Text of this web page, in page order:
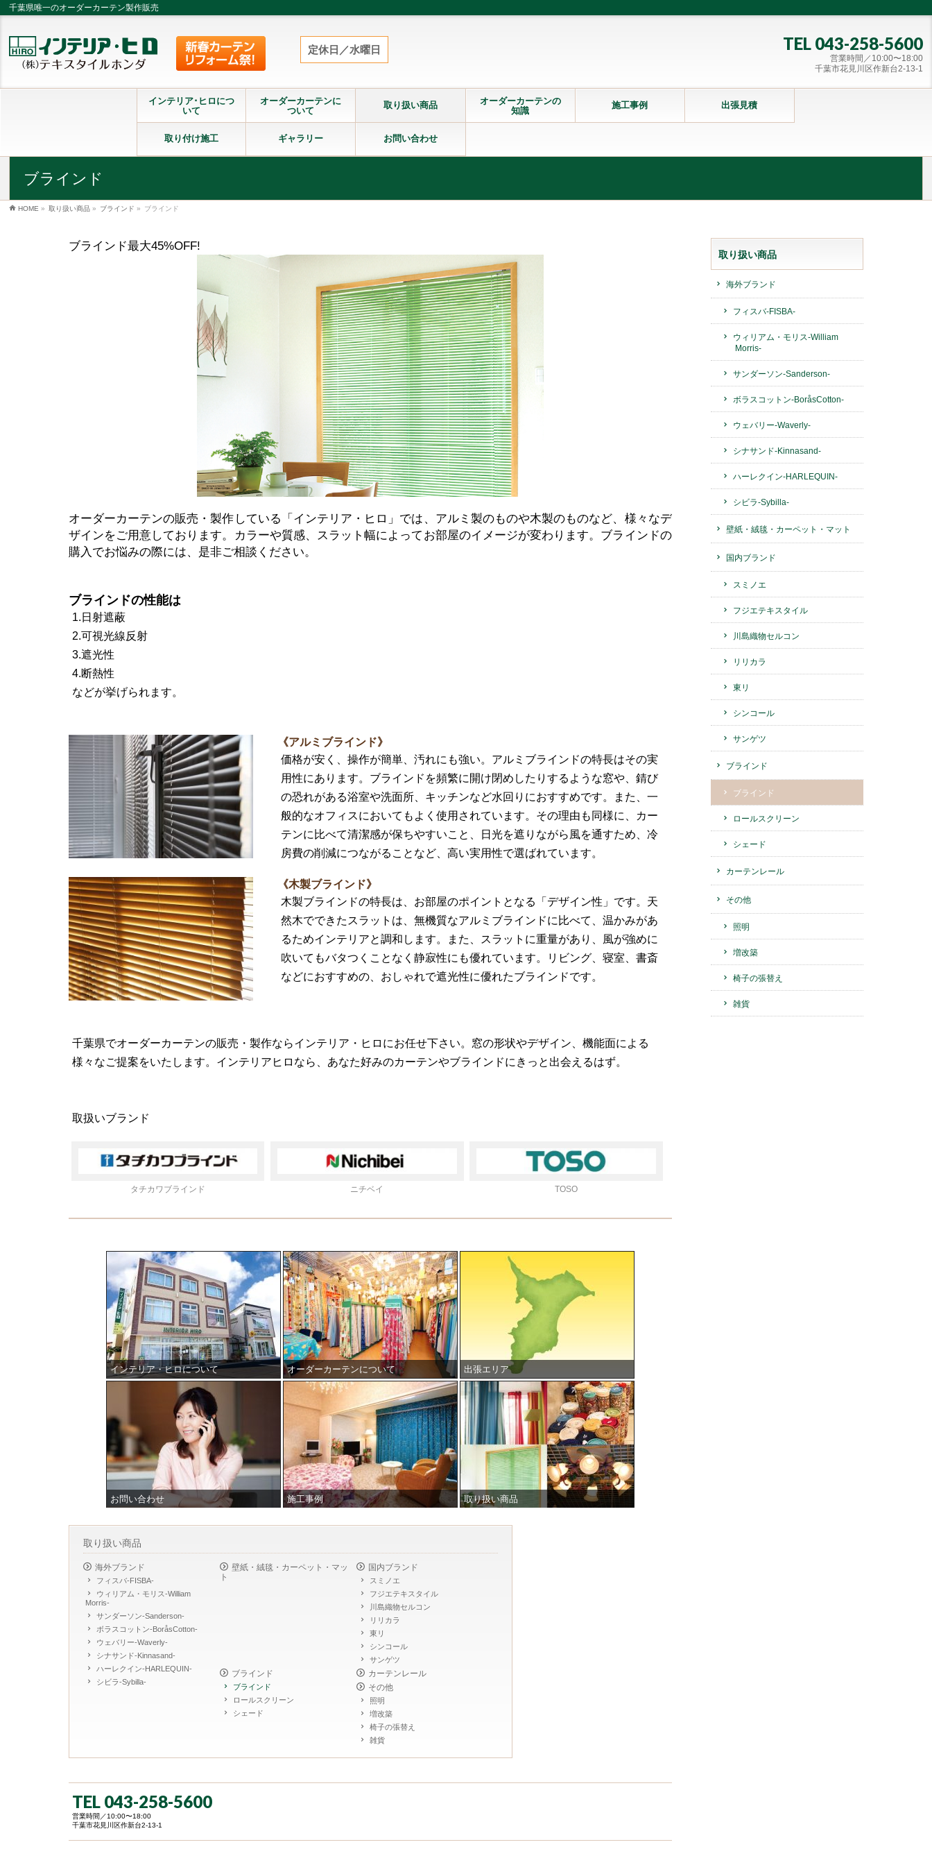
千葉県唯一のオーダーカーテン製作販売
TEL 043-258-5600
営業時間／10:00〜18:00
千葉市花見川区作新台2-13-1
定休日／水曜日
インテリア･ヒロにつ
いて
オーダーカーテンに
ついて
取り扱い商品
オーダーカーテンの
知識
施工事例 出張見積
取り付け施工 ギャラリー お問い合わせ
ブラインド
HOME » 取り扱い商品 » ブラインド » ブラインド
ブラインド最大45%OFF!
オーダーカーテンの販売・製作している「インテリア・ヒロ」では、アルミ製のものや木製のものなど、様々なデ
ザインをご用意しております。カラーや質感、スラット幅によってお部屋のイメージが変わります。ブラインドの
購入でお悩みの際には、是非ご相談ください。
ブラインドの性能は
1.日射遮蔽
2.可視光線反射
3.遮光性
4.断熱性
などが挙げられます。
《アルミブラインド》
価格が安く、操作が簡単、汚れにも強い。アルミブラインドの特長はその実
用性にあります。ブラインドを頻繁に開け閉めしたりするような窓や、錆び
の恐れがある浴室や洗面所、キッチンなど水回りにおすすめです。また、一
般的なオフィスにおいてもよく使用されています。その理由も同様に、カー
テンに比べて清潔感が保ちやすいこと、日光を遮りながら風を通すため、冷
房費の削減につながることなど、高い実用性で選ばれています。
《木製ブラインド》
木製ブラインドの特長は、お部屋のポイントとなる「デザイン性」です。天
然木でできたスラットは、無機質なアルミブラインドに比べて、温かみがあ
るためインテリアと調和します。また、スラットに重量があり、風が強めに
吹いてもバタつくことなく静寂性にも優れています。リビング、寝室、書斎
などにおすすめの、おしゃれで遮光性に優れたブラインドです。
千葉県でオーダーカーテンの販売・製作ならインテリア・ヒロにお任せ下さい。窓の形状やデザイン、機能面による
様々なご提案をいたします。インテリアヒロなら、あなた好みのカーテンやブラインドにきっと出会えるはず。
取扱いブランド
タチカワブラインド ニチベイ TOSO
インテリア・ヒロについて オーダーカーテンについて 出張エリア
お問い合わせ 施工事例 取り扱い商品
取り扱い商品
海外ブランド
フィスバ-FISBA-
ウィリアム・モリス-William
Morris-
サンダーソン-Sanderson-
ボラスコットン-BoråsCotton-
ウェバリー-Waverly-
シナサンド-Kinnasand-
ハーレクイン-HARLEQUIN-
シビラ-Sybilla-
壁紙・絨毯・カーペット・マッ
ト
国内ブランド
スミノエ
フジエテキスタイル
川島織物セルコン
リリカラ
東リ
シンコール
サンゲツ
ブラインド
ブラインド
ロールスクリーン
シェード
カーテンレール
その他
照明
増改築
椅子の張替え
雑貨
TEL 043-258-5600
営業時間／10:00〜18:00
千葉市花見川区作新台2-13-1
取り扱い商品
海外ブランド
フィスバ-FISBA-
ウィリアム・モリス-William
Morris-
サンダーソン-Sanderson-
ボラスコットン-BoråsCotton-
ウェバリー-Waverly-
シナサンド-Kinnasand-
ハーレクイン-HARLEQUIN-
シビラ-Sybilla-
壁紙・絨毯・カーペット・マット
国内ブランド
スミノエ
フジエテキスタイル
川島織物セルコン
リリカラ
東リ
シンコール
サンゲツ
ブラインド
ブラインド
ロールスクリーン
シェード
カーテンレール
その他
照明
増改築
椅子の張替え
雑貨